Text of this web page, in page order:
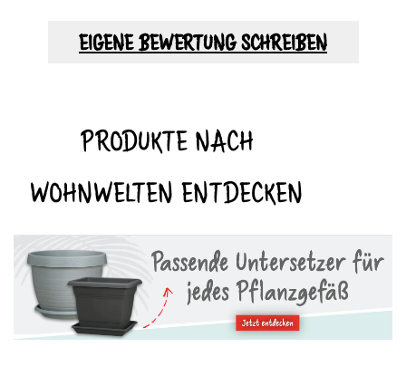
EIGENE BEWERTUNG SCHREIBEN
PRODUKTE NACH
WOHNWELTEN ENTDECKEN